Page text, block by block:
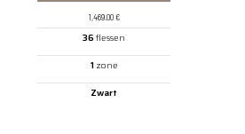
1,469.00€
36 flessen
1 zone
Zwart